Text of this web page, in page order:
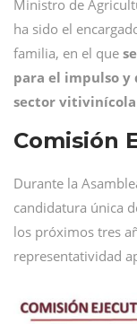
Ministro de
ha sido el
familia, en el que
para el impulso y
sector
Comisión
Durante la
candidatura única
los próximos tres
representatividad